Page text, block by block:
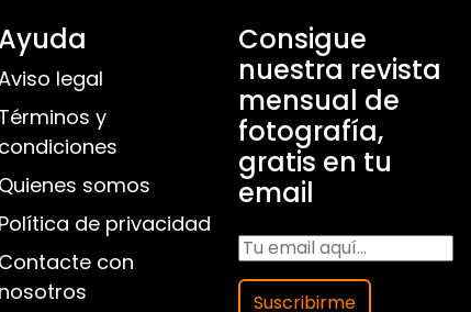
Ayuda
legal
Términos y
condiciones
Quienes somos
Política de privacidad
Contacte con
nosotros
Consigue
nuestra revista
mensual de
fotografía,
gratis en tu
email
Suscribirme